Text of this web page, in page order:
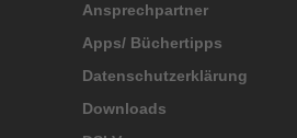
Ansprechpartner
Apps/ Büchertipps
Datenschutzerklärung
Downloads